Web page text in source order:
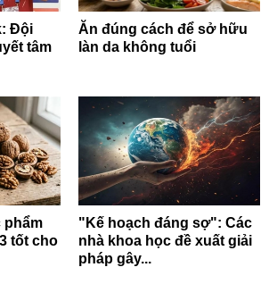
Đội
tâm
Ăn đúng cách để sở hữu
làn da không tuổi
phẩm
tốt cho
"Kế hoạch đáng sợ": Các
nhà khoa học đề xuất giải
pháp gây...